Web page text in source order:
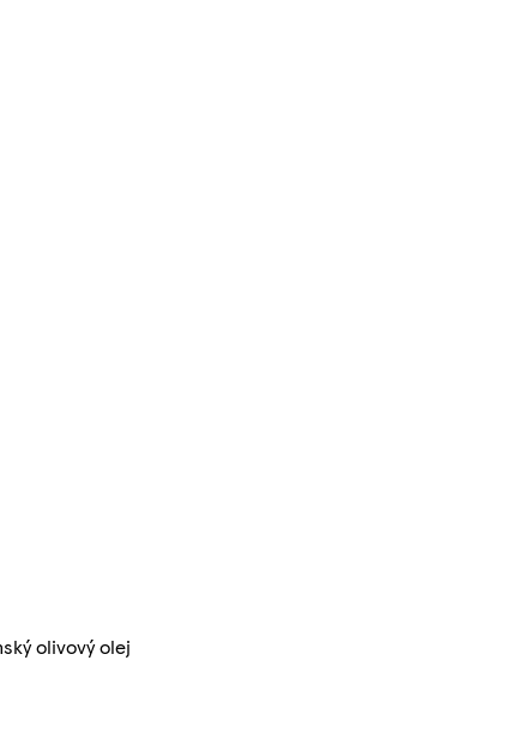
olivový olej